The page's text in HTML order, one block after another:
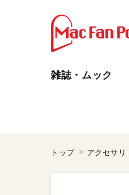
雑誌・ムック
トップ アクセサリ